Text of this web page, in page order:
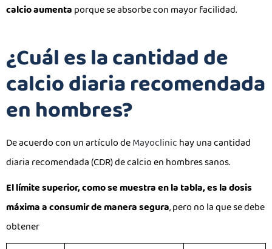
calcio aumenta porque se absorbe con mayor facilidad.
¿Cuál es la cantidad de
calcio diaria recomendada
en hombres?
De acuerdo con un artículo deMayoclinic hay una cantidad
diaria recomendada (CDR) de calcio en hombres sanos.
El límite superior, como se muestra en la tabla, es la dosis
máxima a consumir de manera segura, pero no la que se debe
obtener